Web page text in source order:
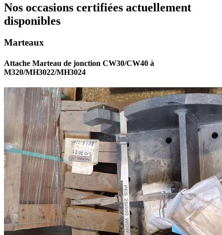
Nos occasions certifiées actuellement
disponibles
Marteaux
Attache Marteau de jonction CW30/CW40 à
M320/MH3022/MH3024